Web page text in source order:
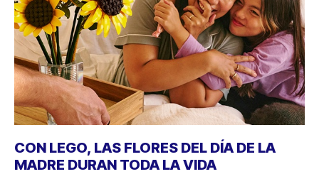
CON LEGO, LAS FLORES DEL DÍA DE LA
MADRE DURAN TODA LA VIDA